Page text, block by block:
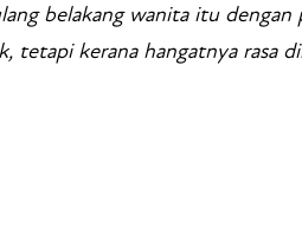
belakang wanita itu
tetapi kerana hangatnya rasa